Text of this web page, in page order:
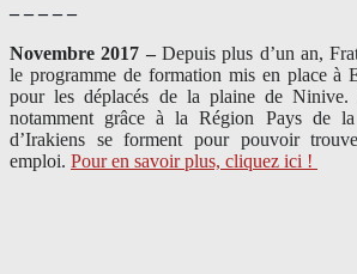
– – – – –
Novembre 2017 – Depuis plus d’un an,
le programme de formation mis en place à
pour les déplacés de la plaine de
notamment grâce à la Région Pays de
d’Irakiens se forment pour pouvoir
emploi. Pour en savoir plus, cliquez ici !